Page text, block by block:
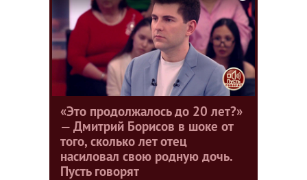
«Это продолжалось до 20 лет?»
— Дмитрий Борисов в шоке от
того, сколько лет отец
насиловал свою родную дочь.
Пусть говорят